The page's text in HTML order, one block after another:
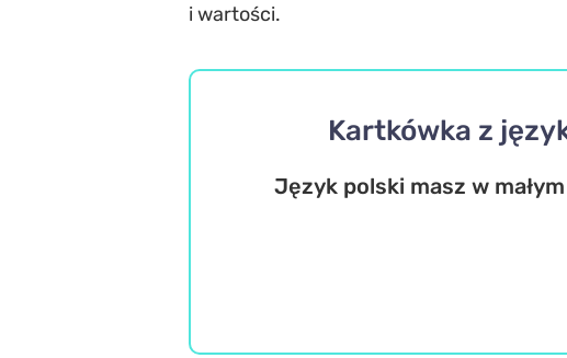
i wartości.
Kartkówka z
Język polski masz w